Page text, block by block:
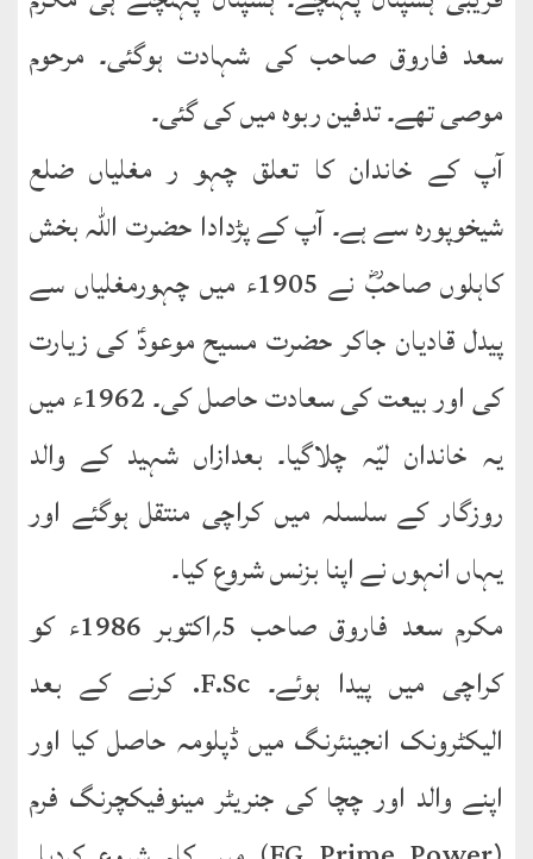
کتب
مِرقاتُ
الیقین
حَیاتِ
نورالدّین
متفرق
سلسلہ
سعد فاروق صاحب کی شہادت ہوگئی۔ مرحوم
موصی تھے۔ تدفین ربوہ میں کی گئی۔
آپ کے خاندان کا تعلق چہو ر مغلیاں ضلع
شیخوپورہ سے ہے۔ آپ کے پڑدادا حضرت اللہ بخش
کاہلوں صاحبؓ نے 1905ء میں چہورمغلیاں سے
پیدل قادیان جاکر حضرت مسیح موعودؑ کی زیارت
کی اور بیعت کی سعادت حاصل کی۔ 1962ء میں
یہ خاندان لیّہ چلاگیا۔ بعدازاں شہید کے والد
روزگار کے سلسلہ میں کراچی منتقل ہوگئے اور
یہاں انہوں نے اپنا بزنس شروع کیا۔
مکرم سعد فاروق صاحب 5؍اکتوبر 1986ء کو
کراچی میں پیدا ہوئے۔ F.Sc. کرنے کے بعد
الیکٹرونک انجینئرنگ میں ڈپلومہ حاصل کیا اور
اپنے والد اور چچا کی جنریٹر مینوفیکچرنگ فرم